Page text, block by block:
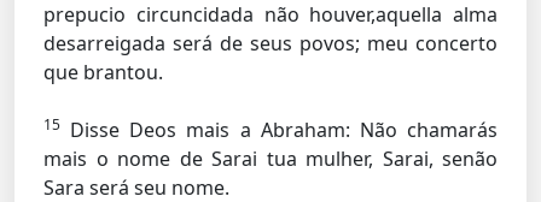
prepucio circuncidada não houver,aquella alma
desarreigada será de seus povos; meu concerto
que brantou.
15 Disse Deos mais a Abraham: Não chamarás
mais o nome de Sarai tua mulher, Sarai, senão
Sara será seu nome.